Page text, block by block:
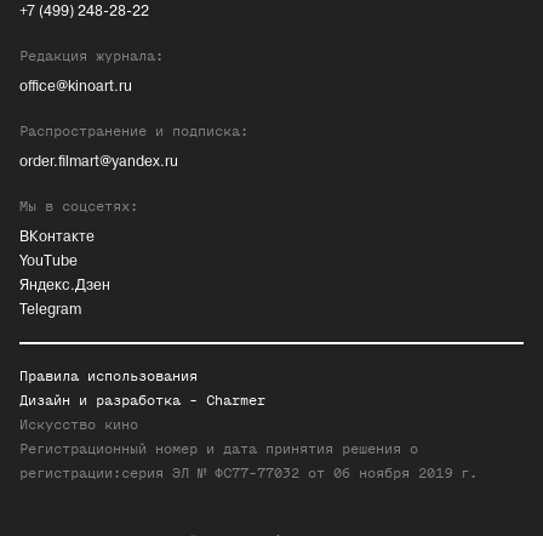
+7 (499) 248-28-22
Редакция журнала:
office@kinoart.ru
Распространение и подписка:
order.filmart@yandex.ru
Мы в соцсетях:
ВКонтакте
YouTube
Яндекс.Дзен
Telegram
Правила использования
Дизайн и разработка - Charmer
Искусство кино
Регистрационный номер и дата принятия решения о
регистрации:серия ЭЛ № ФС77-77032 от 06 ноября 2019 г.